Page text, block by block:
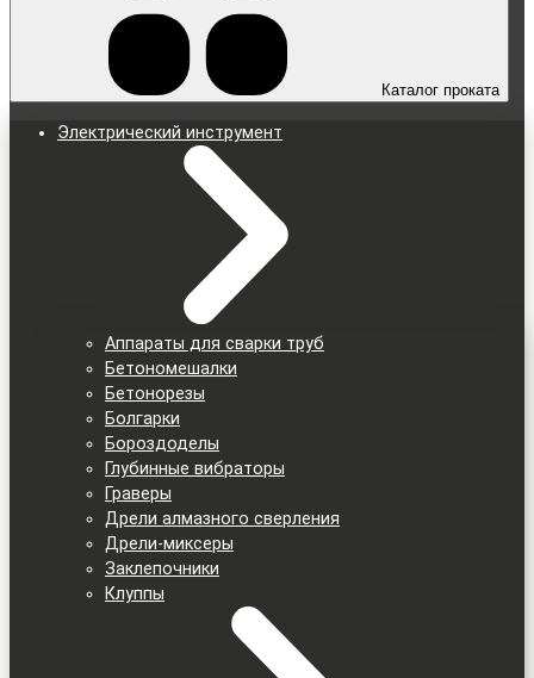
Каталог проката
Электрический инструмент
Аппараты для сварки труб
Бетономешалки
Бетонорезы
Болгарки
Бороздоделы
Глубинные вибраторы
Граверы
Дрели алмазного сверления
Дрели-миксеры
Заклепочники
Клуппы